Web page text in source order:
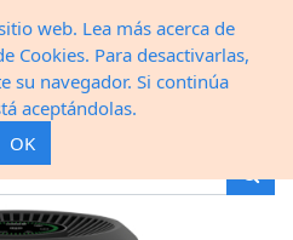
web. Lea más acerca de
Cookies. Para desactivarlas,
su navegador. Si continúa
aceptándolas.
OK